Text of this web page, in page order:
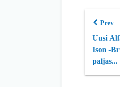
Prev
Uusi
Ison -
paljas...